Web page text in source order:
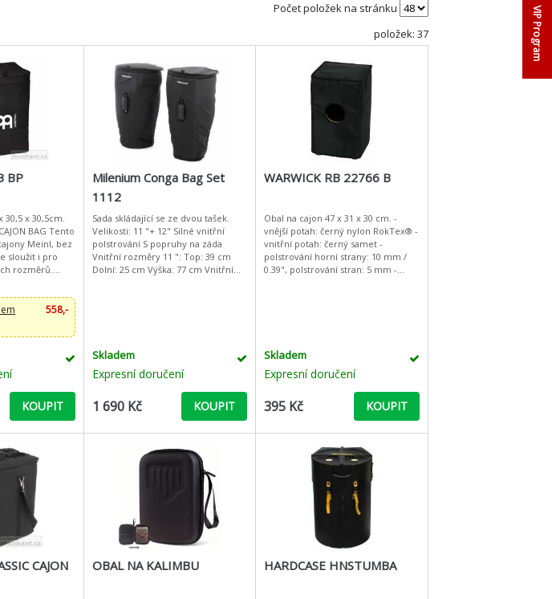
VIP Program
Počet položek na stránku
položek: 37
BP
30,5 x 30,5cm.
BAG Tento
Meinl, bez
sloužit i pro
rozměrů.
558,-
KOUPIT
Milenium Conga Bag Set
1112
Sada skládající se ze dvou tašek.
Velikosti: 11 "+ 12" Silné vnitřní
polstrování S popruhy na záda
Vnitřní rozměry 11 ": Top: 39 cm
Dolní: 25 cm Výška: 77 cm Vnitřní
Skladem
Expresní doručení
1 690 Kč KOUPIT
WARWICK RB 22766 B
Obal na cajon 47 x 31 x 30 cm. -
vnější potah: černý nylon RokTex® -
vnitřní potah: černý samet -
polstrování horní strany: 10 mm /
0.39", polstrování stran: 5 mm -
Skladem
Expresní doručení
395 Kč KOUPIT
CAJON
OBAL NA KALIMBU HARDCASE HNSTUMBA